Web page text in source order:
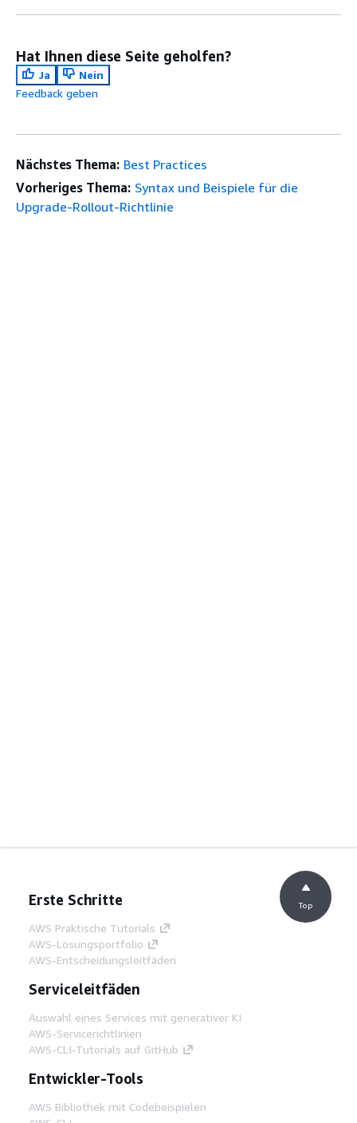
Hat Ihnen diese Seite geholfen?
Ja
Nein
Feedback geben
Nächstes Thema: Best Practices
Vorheriges Thema: Syntax und Beispiele für die
Upgrade-Rollout-Richtlinie
Erste Schritte
AWS Praktische Tutorials
AWS-Lösungsportfolio
AWS-Entscheidungsleitfäden
Serviceleitfäden
Auswahl eines Services mit generativer KI
AWS-Servicerichtlinien
AWS-CLI-Tutorials auf GitHub
Entwickler-Tools
AWS Bibliothek mit Codebeispielen
Top